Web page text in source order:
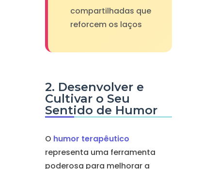
compartilhadas que
reforcem os laços
2. Desenvolver e
Cultivar o Seu
Sentido de Humor
O humor terapêutico
representa uma ferramenta
poderosa para melhorar a